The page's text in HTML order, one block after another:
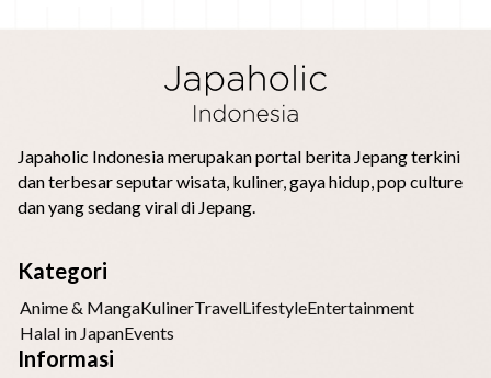
Japaholic Indonesia merupakan portal berita Jepang terkini
dan terbesar seputar wisata, kuliner, gaya hidup, pop culture
dan yang sedang viral di Jepang.
Kategori
Anime & MangaKulinerTravelLifestyleEntertainment
Halal in JapanEvents
Informasi